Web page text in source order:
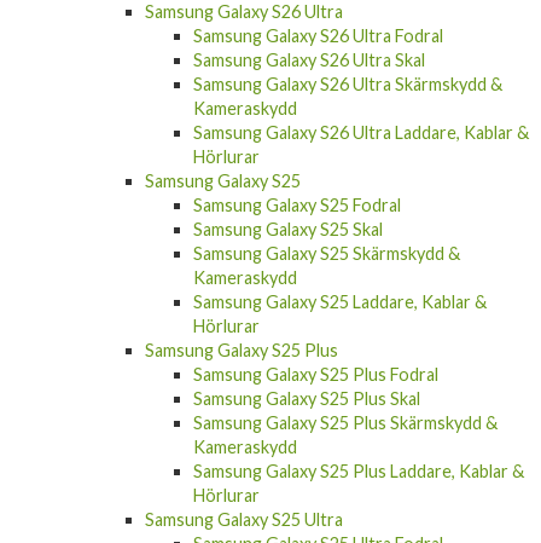
Samsung Galaxy S26 Ultra Fodral
Samsung Galaxy S26 Ultra Skal
Samsung Galaxy S26 Ultra Skärmskydd &
Kameraskydd
Samsung Galaxy S26 Ultra Laddare, Kablar &
Hörlurar
Samsung Galaxy S25
Samsung Galaxy S25 Fodral
Samsung Galaxy S25 Skal
Samsung Galaxy S25 Skärmskydd &
Kameraskydd
Samsung Galaxy S25 Laddare, Kablar &
Hörlurar
Samsung Galaxy S25 Plus
Samsung Galaxy S25 Plus Fodral
Samsung Galaxy S25 Plus Skal
Samsung Galaxy S25 Plus Skärmskydd &
Kameraskydd
Samsung Galaxy S25 Plus Laddare, Kablar &
Hörlurar
Samsung Galaxy S25 Ultra
Samsung Galaxy S25 Ultra Fodral